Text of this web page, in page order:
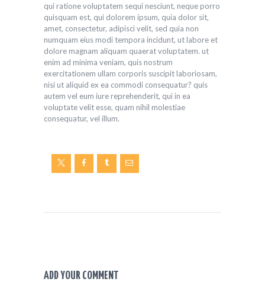
qui ratione voluptatem sequi nesciunt, neque porro
quisquam est, qui dolorem ipsum, quia dolor sit,
amet, consectetur, adipisci velit, sed quia non
numquam eius modi tempora incidunt, ut labore et
dolore magnam aliquam quaerat voluptatem. ut
enim ad minima veniam, quis nostrum
exercitationem ullam corporis suscipit laboriosam,
nisi ut aliquid ex ea commodi consequatur? quis
autem vel eum iure reprehenderit, qui in ea
voluptate velit esse, quam nihil molestiae
consequatur, vel illum.
ADD YOUR COMMENT